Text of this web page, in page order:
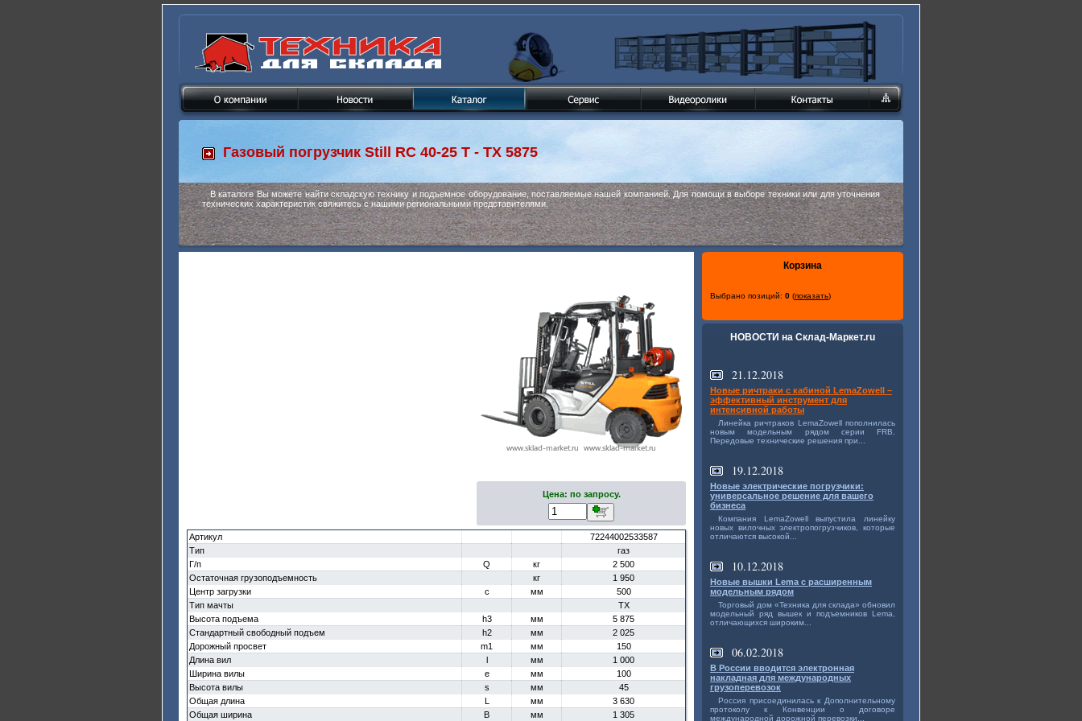
Газовый погрузчик Still RC 40-25 T - TX 5875
В каталоге Вы можете найти складскую технику и подъемное оборудование, поставляемые нашей компанией. Для помощи в выборе техники или для уточнения
технических характеристик свяжитесь с нашими региональными представителями.
Цена: по запросу.
Артикул
72244002533587
Тип
газ
Г/п
Q кг
2 500
Остаточная грузоподъемность
кг
1 950
Центр загрузки
c мм
500
Тип мачты
TX
Высота подъема
h3 мм
5 875
Стандартный свободный подъем
h2 мм
2 025
Дорожный просвет
m1 мм
150
Длина вил
l мм
1 000
Ширина вилы
e мм
100
Высота вилы
s мм
45
Общая длина
L мм
3 630
Общая ширина
B мм 1 305
Корзина
Выбрано позиций: 0 (показать)
НОВОСТИ на Склад-Маркет.ru
21.12.2018
Новые ричтраки с кабиной LemaZowell –
эффективный инструмент для
интенсивной работы
Линейка ричтраков LemaZowell пополнилась
новым модельным рядом серии FRB.
Передовые технические решения при...
19.12.2018
Новые электрические погрузчики:
универсальное решение для вашего
бизнеса
Компания LemaZowell выпустила линейку
новых вилочных электропогрузчиков, которые
отличаются высокой...
10.12.2018
Новые вышки Lema с расширенным
модельным рядом
Торговый дом «Техника для склада» обновил
модельный ряд вышек и подъемников Lema,
отличающихся широким...
06.02.2018
В России вводится электронная
накладная для международных
грузоперевозок
Россия присоединилась к Дополнительному
протоколу к Конвенции о договоре
международной дорожной перевозки...